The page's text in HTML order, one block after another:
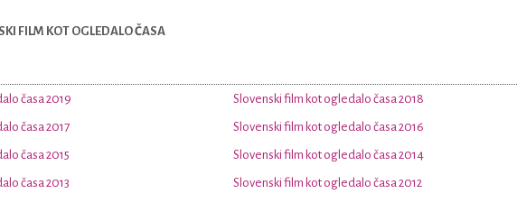
FILM KOT OGLEDALO ČASA
časa 2019 Slovenski film kot ogledalo časa 2018
časa 2017 Slovenski film kot ogledalo časa 2016
časa 2015 Slovenski film kot ogledalo časa 2014
časa 2013 Slovenski film kot ogledalo časa 2012